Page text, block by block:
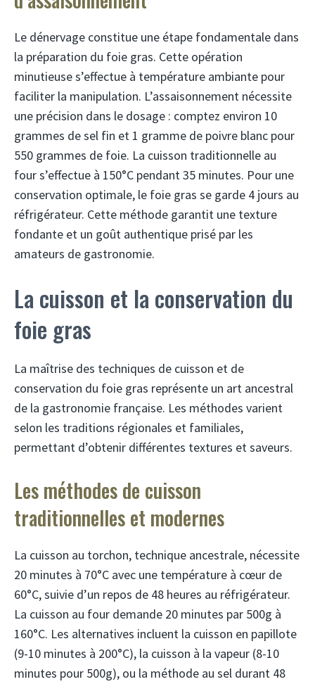
Le dénervage constitue une étape fondamentale dans
la préparation du foie gras. Cette opération
minutieuse s’effectue à température ambiante pour
faciliter la manipulation. L’assaisonnement nécessite
une précision dans le dosage : comptez environ 10
grammes de sel fin et 1 gramme de poivre blanc pour
550 grammes de foie. La cuisson traditionnelle au
four s’effectue à 150°C pendant 35 minutes. Pour une
conservation optimale, le foie gras se garde 4 jours au
réfrigérateur. Cette méthode garantit une texture
fondante et un goût authentique prisé par les
amateurs de gastronomie.
La cuisson et la conservation du
foie gras
La maîtrise des techniques de cuisson et de
conservation du foie gras représente un art ancestral
de la gastronomie française. Les méthodes varient
selon les traditions régionales et familiales,
permettant d’obtenir différentes textures et saveurs.
Les méthodes de cuisson
traditionnelles et modernes
La cuisson au torchon, technique ancestrale, nécessite
20 minutes à 70°C avec une température à cœur de
60°C, suivie d’un repos de 48 heures au réfrigérateur.
La cuisson au four demande 20 minutes par 500g à
160°C. Les alternatives incluent la cuisson en papillote
(9-10 minutes à 200°C), la cuisson à la vapeur (8-10
minutes pour 500g), ou la méthode au sel durant 48